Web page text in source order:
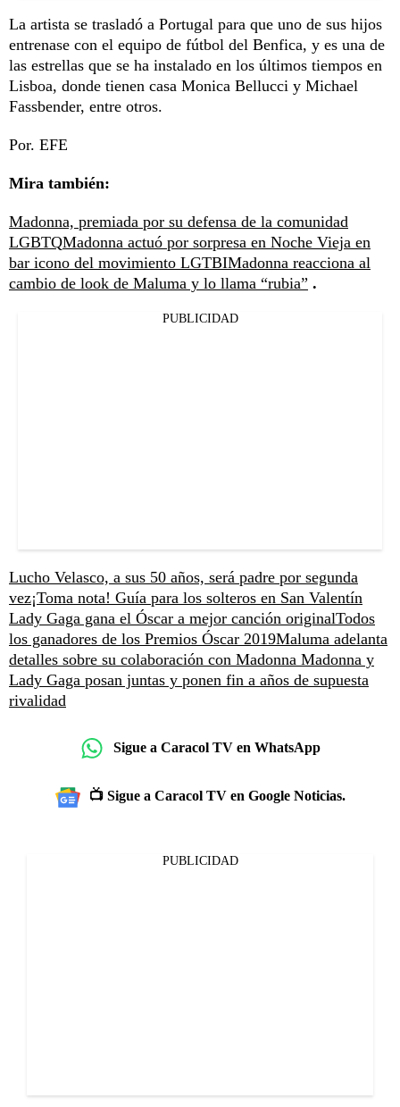
La artista se trasladó a Portugal para que uno de sus hijos
entrenase con el equipo de fútbol del Benfica, y es una de
las estrellas que se ha instalado en los últimos tiempos en
Lisboa, donde tienen casa Monica Bellucci y Michael
Fassbender, entre otros.
Por. EFE
Mira también:
Madonna, premiada por su defensa de la comunidad
LGBTQMadonna actuó por sorpresa en Noche Vieja en
bar icono del movimiento LGTBIMadonna reacciona al
cambio de look de Maluma y lo llama “rubia” .
PUBLICIDAD
Lucho Velasco, a sus 50 años, será padre por segunda
vez¡Toma nota! Guía para los solteros en San Valentín
Lady Gaga gana el Óscar a mejor canción originalTodos
los ganadores de los Premios Óscar 2019Maluma adelanta
detalles sobre su colaboración con Madonna Madonna y
Lady Gaga posan juntas y ponen fin a años de supuesta
rivalidad
Sigue a Caracol TV en WhatsApp
📺 Sigue a Caracol TV en Google Noticias.
PUBLICIDAD